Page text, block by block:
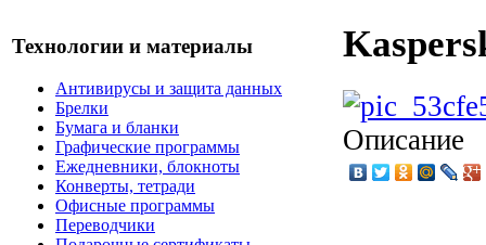
Технологии и материалы
Антивирусы и защита данных
Брелки
Бумага и бланки
Графические программы
Ежедневники, блокноты
Конверты, тетради
Офисные программы
Переводчики
Описание